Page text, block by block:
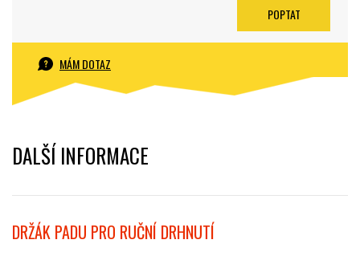
POPTAT
MÁM DOTAZ
DALŠÍ INFORMACE
DRŽÁK PADU PRO RUČNÍ DRHNUTÍ